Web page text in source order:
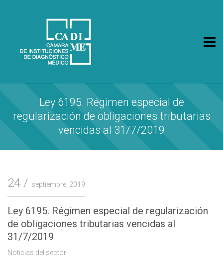
CA.DI.ME.
Cámara de Instituciones de Diagnóstico Médico
Ley 6195. Régimen especial de
regularización de obligaciones tributarias
vencidas al 31/7/2019
24 septiembre, 2019
Ley 6195. Régimen especial de regularización
de obligaciones tributarias vencidas al
31/7/2019
Noticias del sector